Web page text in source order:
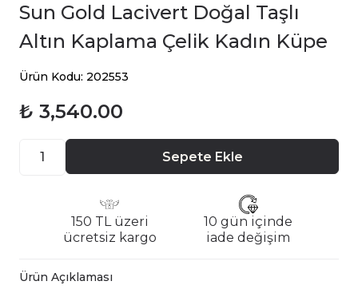
Sun Gold Lacivert Doğal Taşlı
Altın Kaplama Çelik Kadın Küpe
Ürün Kodu: 202553
₺ 3,540.00
Sepete Ekle
150 TL üzeri
ücretsiz kargo
10 gün içinde
iade değişim
Ürün Açıklaması